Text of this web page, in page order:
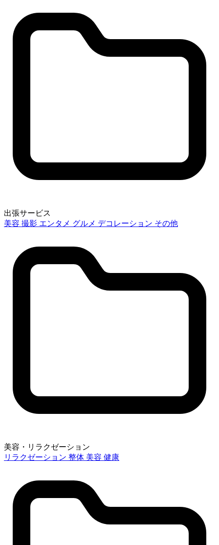
出張サービス
美容 撮影 エンタメ グルメ デコレーション その他
美容・リラクゼーション
リラクゼーション 整体 美容 健康